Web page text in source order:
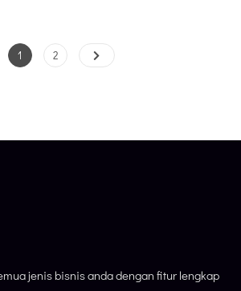
1 2
jenis bisnis anda dengan fitur lengkap